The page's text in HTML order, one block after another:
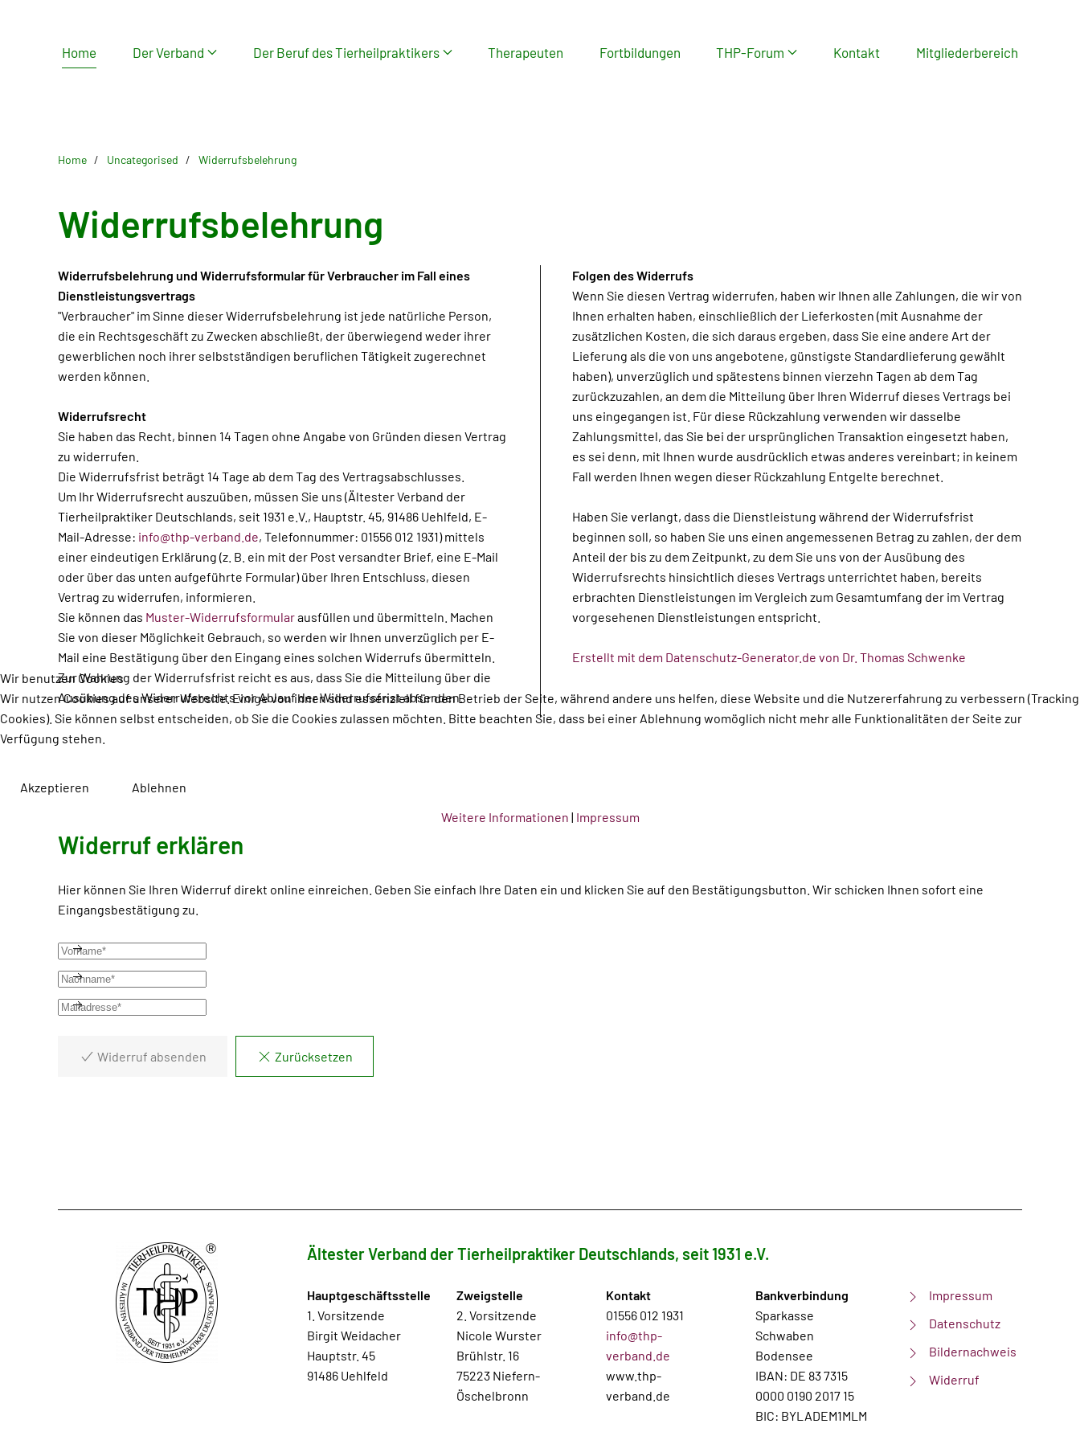
Home Der Verband Der Beruf des Tierheilpraktikers Therapeuten Fortbildungen THP-Forum Kontakt Mitgliederbereich
Home Uncategorised Widerrufsbelehrung
Widerrufsbelehrung
Widerrufsbelehrung und Widerrufsformular für Verbraucher im Fall eines
Dienstleistungsvertrags
"Verbraucher" im Sinne dieser Widerrufsbelehrung ist jede natürliche Person,
die ein Rechtsgeschäft zu Zwecken abschließt, der überwiegend weder ihrer
gewerblichen noch ihrer selbstständigen beruflichen Tätigkeit zugerechnet
werden können.
Widerrufsrecht
Sie haben das Recht, binnen 14 Tagen ohne Angabe von Gründen diesen Vertrag
zu widerrufen.
Die Widerrufsfrist beträgt 14 Tage ab dem Tag des Vertragsabschlusses.
Um Ihr Widerrufsrecht auszuüben, müssen Sie uns (Ältester Verband der
Tierheilpraktiker Deutschlands, seit 1931 e.V., Hauptstr. 45, 91486 Uehlfeld, E-
Mail-Adresse: info@thp-verband.de, Telefonnummer: 01556 012 1931) mittels
einer eindeutigen Erklärung (z. B. ein mit der Post versandter Brief, eine E-Mail
oder über das unten aufgeführte Formular) über Ihren Entschluss, diesen
Vertrag zu widerrufen, informieren.
Sie können das Muster-Widerrufsformularausfüllen und übermitteln. Machen
Sie von dieser Möglichkeit Gebrauch, so werden wir Ihnen unverzüglich per E-
Mail eine Bestätigung über den Eingang eines solchen Widerrufs übermitteln.
Zur Wahrung der Widerrufsfrist reicht es aus, dass Sie die Mitteilung über die
Ausübung des Widerrufsrechts vor Ablauf der Widerrufsfrist absenden.
Folgen des Widerrufs
Wenn Sie diesen Vertrag widerrufen, haben wir Ihnen alle Zahlungen, die wir von
Ihnen erhalten haben, einschließlich der Lieferkosten (mit Ausnahme der
zusätzlichen Kosten, die sich daraus ergeben, dass Sie eine andere Art der
Lieferung als die von uns angebotene, günstigste Standardlieferung gewählt
haben), unverzüglich und spätestens binnen vierzehn Tagen ab dem Tag
zurückzuzahlen, an dem die Mitteilung über Ihren Widerruf dieses Vertrags bei
uns eingegangen ist. Für diese Rückzahlung verwenden wir dasselbe
Zahlungsmittel, das Sie bei der ursprünglichen Transaktion eingesetzt haben,
es sei denn, mit Ihnen wurde ausdrücklich etwas anderes vereinbart; in keinem
Fall werden Ihnen wegen dieser Rückzahlung Entgelte berechnet.
Haben Sie verlangt, dass die Dienstleistung während der Widerrufsfrist
beginnen soll, so haben Sie uns einen angemessenen Betrag zu zahlen, der dem
Anteil der bis zu dem Zeitpunkt, zu dem Sie uns von der Ausübung des
Widerrufsrechts hinsichtlich dieses Vertrags unterrichtet haben, bereits
erbrachten Dienstleistungen im Vergleich zum Gesamtumfang der im Vertrag
vorgesehenen Dienstleistungen entspricht.
Erstellt mit dem Datenschutz-Generator.de von Dr. Thomas Schwenke
Widerruf erklären
Hier können Sie Ihren Widerruf direkt online einreichen. Geben Sie einfach Ihre Daten ein und klicken Sie auf den Bestätigungsbutton. Wir schicken Ihnen sofort eine
Eingangsbestätigung zu.
Widerruf absenden Zurücksetzen
Ältester Verband der Tierheilpraktiker Deutschlands, seit 1931 e.V.
Hauptgeschäftsstelle
1. Vorsitzende
Birgit Weidacher
Hauptstr. 45
91486 Uehlfeld
Zweigstelle
2. Vorsitzende
Nicole Wurster
Brühlstr. 16
75223 Niefern-
Öschelbronn
Kontakt
01556 012 1931
info@thp-
verband.de
www.thp-
verband.de
Bankverbindung
Sparkasse
Schwaben
Bodensee
IBAN: DE 83 7315
0000 0190 2017 15
BIC: BYLADEM1MLM
Impressum
Datenschutz
Bildernachweis
Widerruf
Wir benutzen Cookies
Wir nutzen Cookies auf unserer Website. Einige von ihnen sind essenziell für den Betrieb der Seite, während andere uns helfen, diese Website und die Nutzererfahrung zu verbessern (Tracking
Cookies). Sie können selbst entscheiden, ob Sie die Cookies zulassen möchten. Bitte beachten Sie, dass bei einer Ablehnung womöglich nicht mehr alle Funktionalitäten der Seite zur
Verfügung stehen.
Akzeptieren
Ablehnen
Weitere Informationen | Impressum